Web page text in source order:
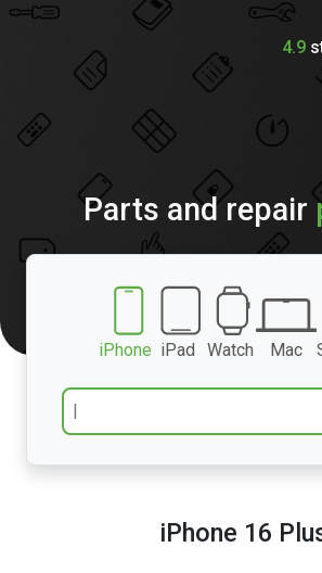
4.9
Parts and repair
iPhone iPad Watch Mac
iPhone 16